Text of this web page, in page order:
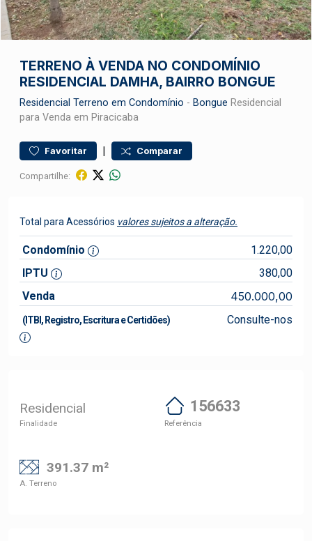
TERRENO À VENDA NO CONDOMÍNIO
RESIDENCIAL DAMHA, BAIRRO BONGUE
Residencial Terreno em Condomínio - Bongue Residencial
para Venda em Piracicaba
Favoritar | Comparar
Compartilhe:
Total para Acessórios valores sujeitos a alteração.
Condomínio
1.220,00
IPTU
380,00
Venda
450.000,00
(ITBI, Registro, Escritura e Certidões) Consulte-nos
Residencial
Finalidade
156633
Referência
391.37 m²
A. Terreno